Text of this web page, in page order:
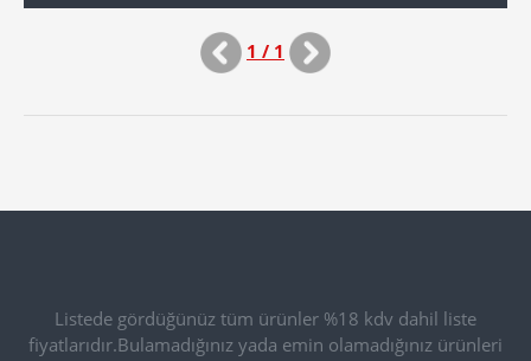
1 / 1
Listede gördüğünüz tüm ürünler %18 kdv dahil liste
fiyatlarıdır.Bulamadığınız yada emin olamadığınız ürünleri